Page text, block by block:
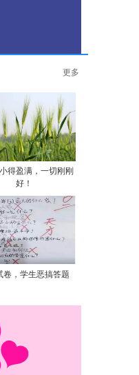
更多
得盈满，一切刚刚
好！
卷，学生恶搞答题